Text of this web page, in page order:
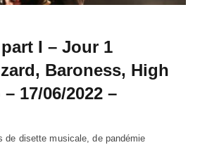
I – Jour 1
Baroness, High
17/06/2022 –
de disette musicale, de pandémie